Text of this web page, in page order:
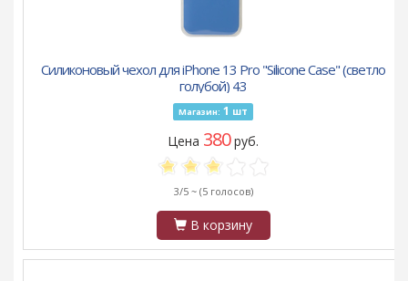
Силиконовый чехол для iPhone 13 Pro "Silicone Case" (светло
голубой) 43
Магазин: 1 шт
Цена 380руб.
3/5 ~ (5 голосов)
В корзину